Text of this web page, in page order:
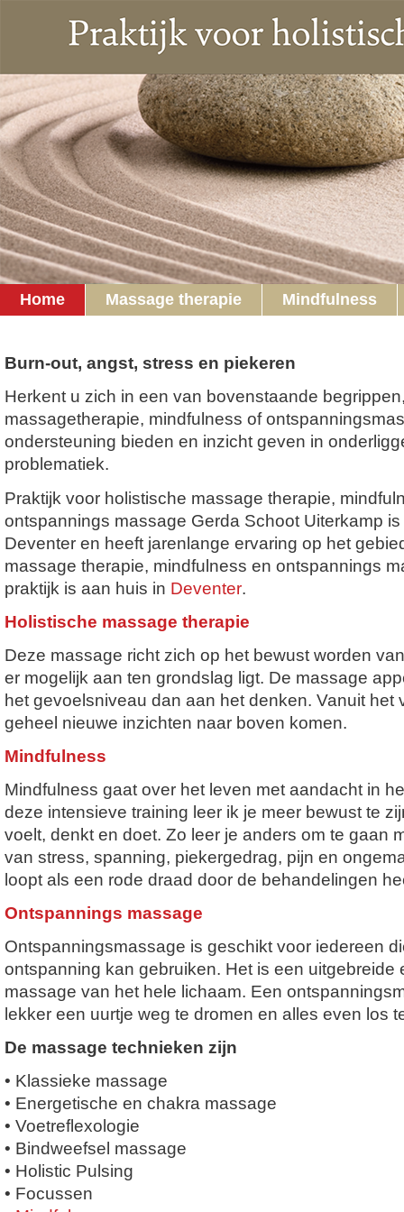
Home Massage therapie Mindfulness
Burn-out, angst, stress en piekeren
Herkent u zich in een van bovenstaande
massagetherapie, mindfulness of
ondersteuning bieden en inzicht geven in
problematiek.
Praktijk voor holistische massage therapie,
ontspannings massage Gerda Schoot Uiterkamp
Deventer en heeft jarenlange ervaring op het
massage therapie, mindfulness en ontspannings
praktijk is aan huis in Deventer.
Holistische massage therapie
Deze massage richt zich op het bewust worden
er mogelijk aan ten grondslag ligt. De massage
het gevoelsniveau dan aan het denken. Vanuit het
geheel nieuwe inzichten naar boven komen.
Mindfulness
Mindfulness gaat over het leven met aandacht in
deze intensieve training leer ik je meer bewust te
voelt, denkt en doet. Zo leer je anders om te gaan
van stress, spanning, piekergedrag, pijn en
loopt als een rode draad door de behandelingen
Ontspannings massage
Ontspanningsmassage is geschikt voor iedereen
ontspanning kan gebruiken. Het is een uitgebreide
massage van het hele lichaam. Een
lekker een uurtje weg te dromen en alles even los
De massage technieken zijn
• Klassieke massage
• Energetische en chakra massage
• Voetreflexologie
• Bindweefsel massage
• Holistic Pulsing
• Focussen